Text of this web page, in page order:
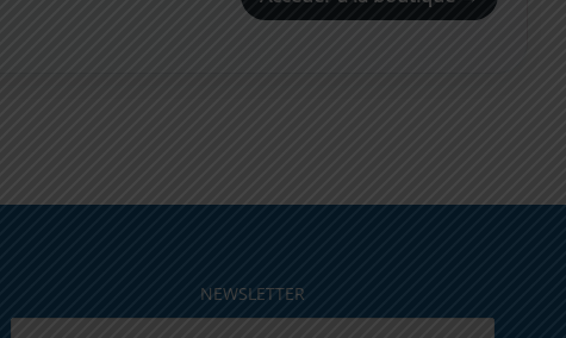
NEWSLETTER